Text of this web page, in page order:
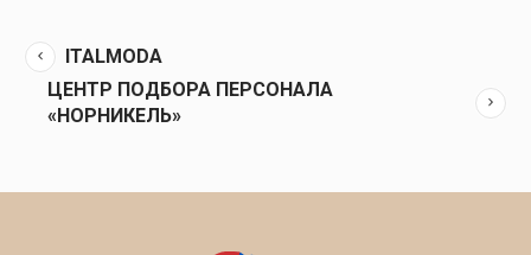
ITALMODA
ЦЕНТР ПОДБОРА ПЕРСОНАЛА
«НОРНИКЕЛЬ»